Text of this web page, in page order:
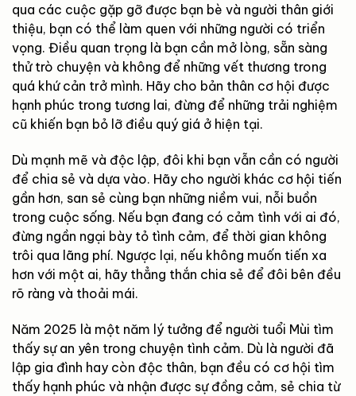
qua các cuộc gặp gỡ được bạn bè và người thân giới
thiệu, bạn có thể làm quen với những người có triển
vọng. Điều quan trọng là bạn cần mở lòng, sẵn sàng
thử trò chuyện và không để những vết thương trong
quá khứ cản trở mình. Hãy cho bản thân cơ hội được
hạnh phúc trong tương lai, đừng để những trải nghiệm
cũ khiến bạn bỏ lỡ điều quý giá ở hiện tại.
Dù mạnh mẽ và độc lập, đôi khi bạn vẫn cần có người
để chia sẻ và dựa vào. Hãy cho người khác cơ hội tiến
gần hơn, san sẻ cùng bạn những niềm vui, nỗi buồn
trong cuộc sống. Nếu bạn đang có cảm tình với ai đó,
đừng ngần ngại bày tỏ tình cảm, để thời gian không
trôi qua lãng phí. Ngược lại, nếu không muốn tiến xa
hơn với một ai, hãy thẳng thắn chia sẻ để đôi bên đều
rõ ràng và thoải mái.
Năm 2025 là một năm lý tưởng để người tuổi Mùi tìm
thấy sự an yên trong chuyện tình cảm. Dù là người đã
lập gia đình hay còn độc thân, bạn đều có cơ hội tìm
thấy hạnh phúc và nhận được sự đồng cảm, sẻ chia từ